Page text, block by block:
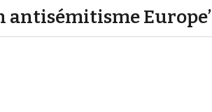
antisémitisme Europe’